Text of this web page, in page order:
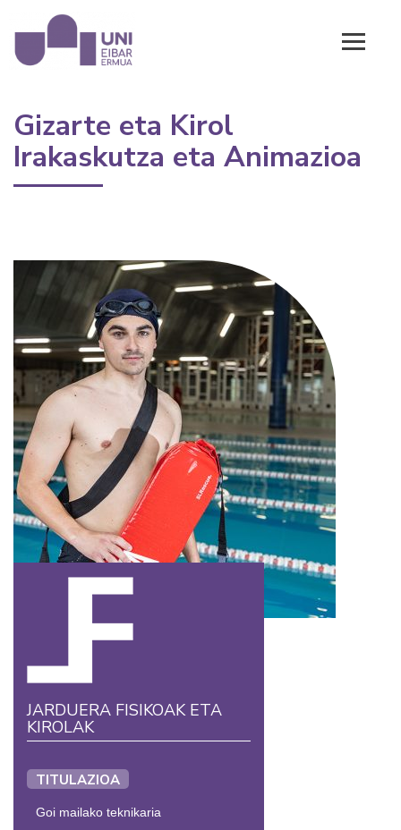
Gizarte eta Kirol
Irakaskutza eta Animazioa
JARDUERA FISIKOAK ETA
KIROLAK
TITULAZIOA
Goi mailako teknikaria